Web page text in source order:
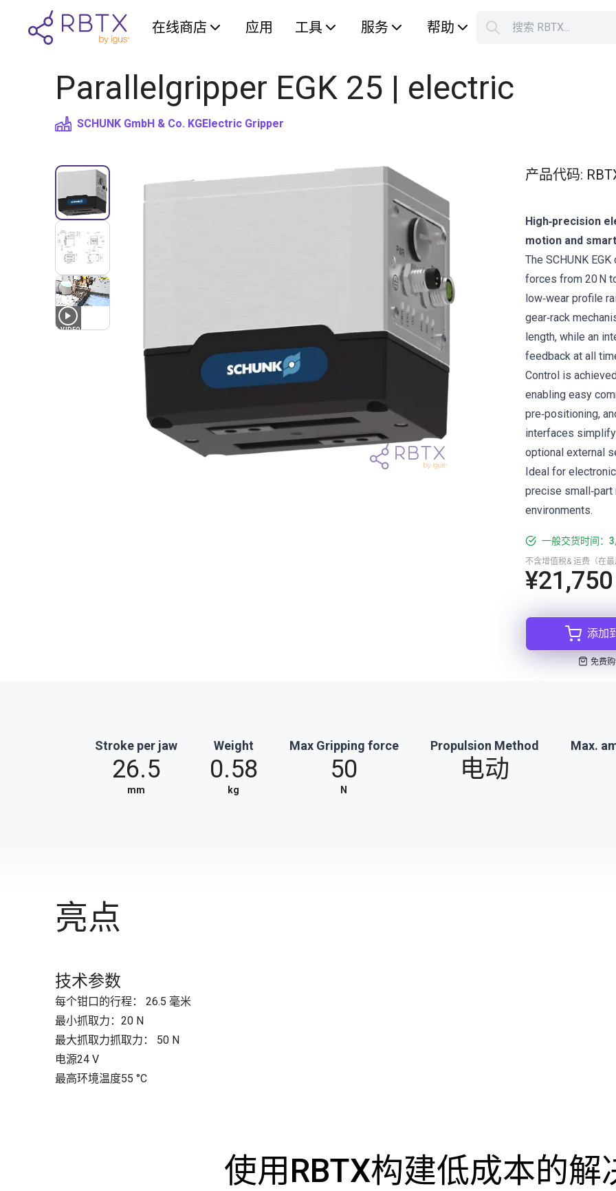
在线商店 应用 工具 服务 帮助 搜索 RBTX...
Parallelgripper EGK 25 | electric
SCHUNK GmbH & Co. KGElectric Gripper
1 VIDEO
产品代码:
High‑precision
motion and
The SCHUNK
forces from 20 N
low‑wear profile
gear‑rack
length, while an
feedback at all
Control is
enabling easy
pre‑positioning,
interfaces
optional external
Ideal for
precise
environments.
一般交货时间：
¥21,750
不含增值税& 运费（在
添加
免费
Stroke per jaw
26.5
mm
Weight
0.58
kg
Max Gripping force
50
N
Propulsion Method
电动
Max.
亮点
技术参数
每个钳口的行程： 26.5 毫米
最小抓取力：20 N
最大抓取力抓取力： 50 N
电源24 V
最高环境温度55 °C
使用RBTX构建低成本的解